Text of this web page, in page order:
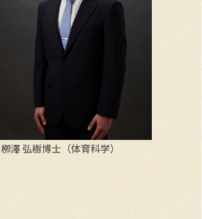
栁澤 弘樹博士（体育科学）